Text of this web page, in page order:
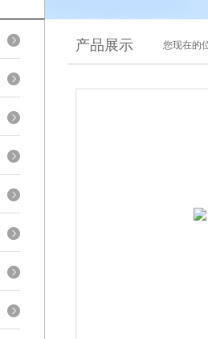
产品展示 您现在的